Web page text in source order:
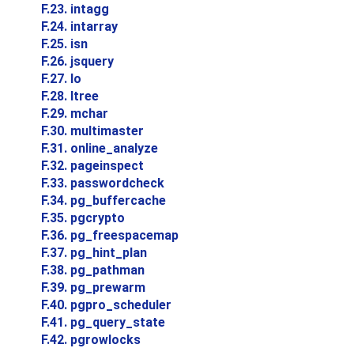
F.23. intagg
F.24. intarray
F.25. isn
F.26. jsquery
F.27. lo
F.28. ltree
F.29. mchar
F.30. multimaster
F.31. online_analyze
F.32. pageinspect
F.33. passwordcheck
F.34. pg_buffercache
F.35. pgcrypto
F.36. pg_freespacemap
F.37. pg_hint_plan
F.38. pg_pathman
F.39. pg_prewarm
F.40. pgpro_scheduler
F.41. pg_query_state
F.42. pgrowlocks